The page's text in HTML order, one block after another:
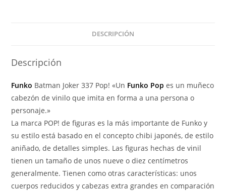
DESCRIPCIÓN
Descripción
Funko Batman Joker 337 Pop! «Un Funko Pop es un muñeco
cabezón de vinilo que imita en forma a una persona o
personaje.»
La marca POP! de figuras es la más importante de Funko y
su estilo está basado en el concepto chibi japonés, de estilo
aniñado, de detalles simples. Las figuras hechas de vinil
tienen un tamaño de unos nueve o diez centímetros
generalmente. Tienen como otras características: unos
cuerpos reducidos y cabezas extra grandes en comparación